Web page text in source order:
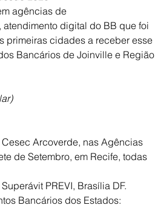
agências de
digital do BB que foi
primeiras cidades a receber esse
Bancários de Joinville e Região
Arcoverde, nas Agências
de Setembro, em Recife, todas
PREVI, Brasília DF.
Bancários dos Estados: